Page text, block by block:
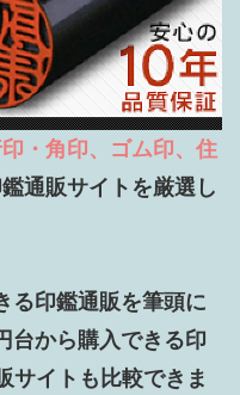
・角印、ゴム印、住
通販サイトを厳選し
る印鑑通販を筆頭に
台から購入できる印
サイトも比較できま